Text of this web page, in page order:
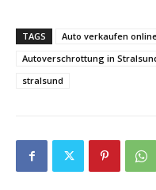
TAGS
Auto verkaufen
Autoverschrottung in
stralsund